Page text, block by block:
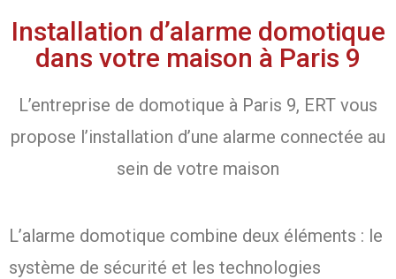
Installation d’alarme domotique
dans votre maison à Paris 9
L’entreprise de domotique à Paris 9, ERT vous
propose l’installation d’une alarme connectée au
sein de votre maison
L’alarme domotique combine deux éléments : le
système de sécurité et les technologies